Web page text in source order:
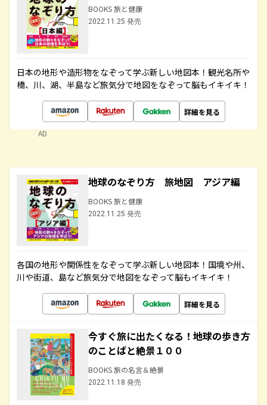
BOOKS 旅と健康
2022.11.25 発売
日本の地形や造形物をなぞって学ぶ新しい地図本！観光名所や
橋、川、湖、半島など旅気分で地図をなぞって脳もイキイキ！
詳細を見る
AD
地球のなぞり方 旅地図 アジア編
BOOKS 旅と健康
2022.11.25 発売
各国の地形や関係性をなぞって学ぶ新しい地図本！国境や州、
川や街道、島など旅気分で地図をなぞって脳もイキイキ！
詳細を見る
今すぐ旅に出たくなる！地球の歩き方
のことばと絶景１００
BOOKS 旅の名言＆絶景
2022.11.18 発売